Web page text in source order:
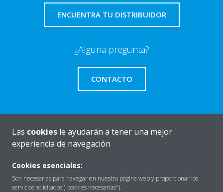
ENCUENTRA TU DISTRIBUIDOR
¿Alguna pregunta?
CONTACTO
Quiénes somos
Destacados
Las cookies le ayudarán a tener una mejor
experiencia de navegación
Cookies esenciales:
Son necesarias para navegar en nuestra página web y proporcionar los
servicios solicitados ("cookies necesarias").